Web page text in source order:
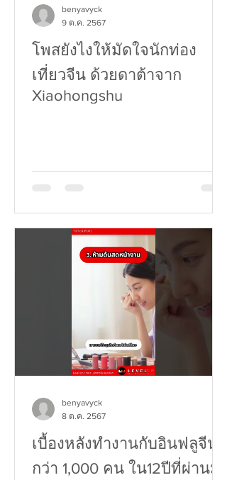
โพสยังไงให้มัดใจนักท่อง
เที่ยวจีน ด้วยดาต้าจาก
Xiaohongshu
benyavyck
9 ต.ค. 2567
เบื้องหลังทำงานกับอินฟลูจีน
กว่า 1,000 คน ใน12ปีที่ผ่านมา
benyavyck
8 ต.ค. 2567